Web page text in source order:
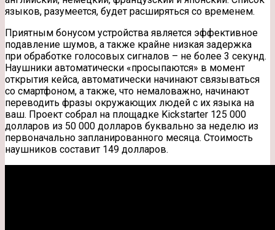
языков, разумеется, будет расширяться со временем.
Приятным бонусом устройства является эффективное
подавление шумов, а также крайне низкая задержка
при обработке голосовых сигналов – не более 3 секунд.
Наушники автоматически «просыпаются» в момент
открытия кейса, автоматически начинают связываться
со смартфоном, а также, что немаловажно, начинают
переводить фразы окружающих людей с их языка на
ваш. Проект собрал на площадке Kickstarter 125 000
долларов из 50 000 долларов буквально за неделю из
первоначально запланированного месяца. Стоимость
наушников составит 149 долларов.